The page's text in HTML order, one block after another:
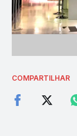
COMPARTILHAR